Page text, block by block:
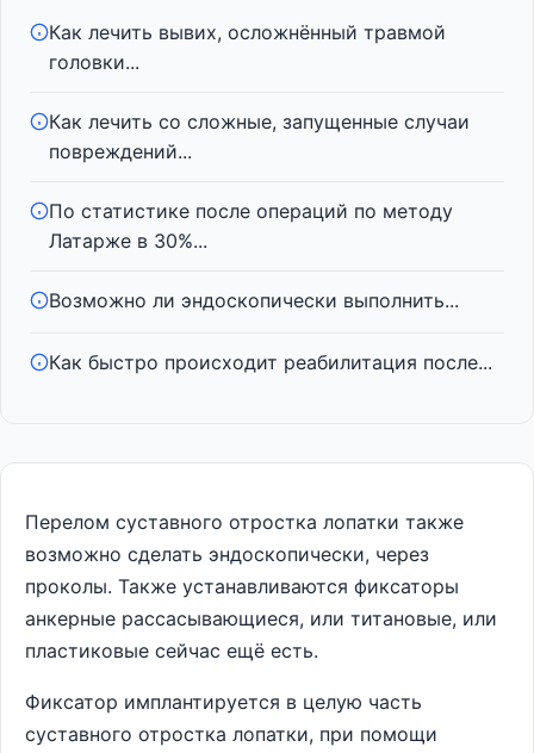
Как лечить вывих, осложнённый травмой
головки...
Как лечить со сложные, запущенные случаи
повреждений...
По статистике после операций по методу
Латарже в 30%...
Возможно ли эндоскопически выполнить...
Как быстро происходит реабилитация после...
Перелом суставного отростка лопатки также
возможно сделать эндоскопически, через
проколы. Также устанавливаются фиксаторы
анкерные рассасывающиеся, или титановые, или
пластиковые сейчас ещё есть.
Фиксатор имплантируется в целую часть
суставного отростка лопатки, при помощи